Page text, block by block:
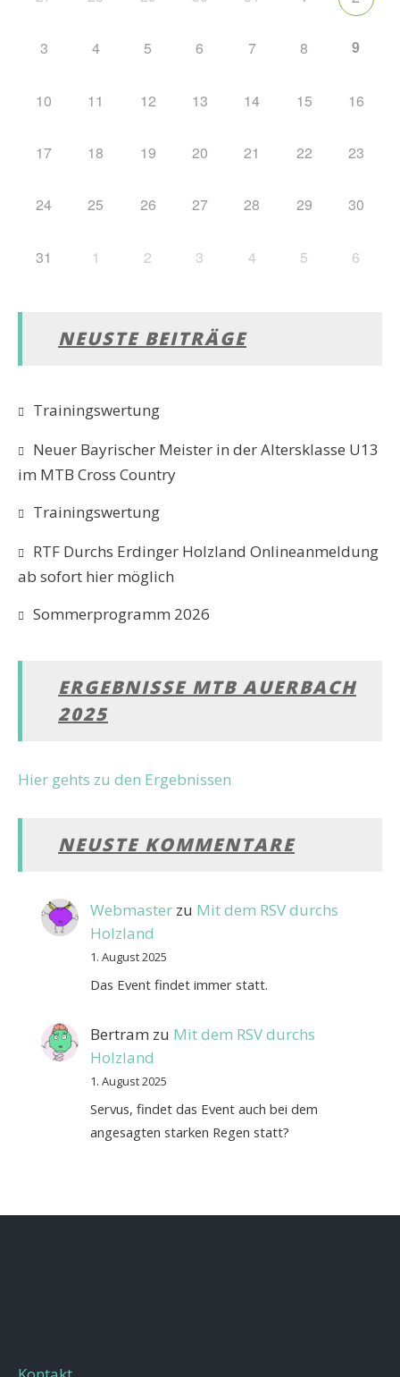
3 4 5 6 7 8 9
10 11 12 13 14 15 16
17 18 19 20 21 22 23
24 25 26 27 28 29 30
31 1 2 3 4 5 6
NEUSTE BEITRÄGE
Trainingswertung
Neuer Bayrischer Meister in der Altersklasse U13
im MTB Cross Country
Trainingswertung
RTF Durchs Erdinger Holzland Onlineanmeldung
ab sofort hier möglich
Sommerprogramm 2026
ERGEBNISSE MTB AUERBACH
2025
Hier gehts zu den Ergebnissen
NEUSTE KOMMENTARE
Webmasterzu Mit dem RSV durchs
Holzland
1. August 2025
Das Event findet immer statt.
Bertram zu Mit dem RSV durchs
Holzland
1. August 2025
Servus, findet das Event auch bei dem
angesagten starken Regen statt?